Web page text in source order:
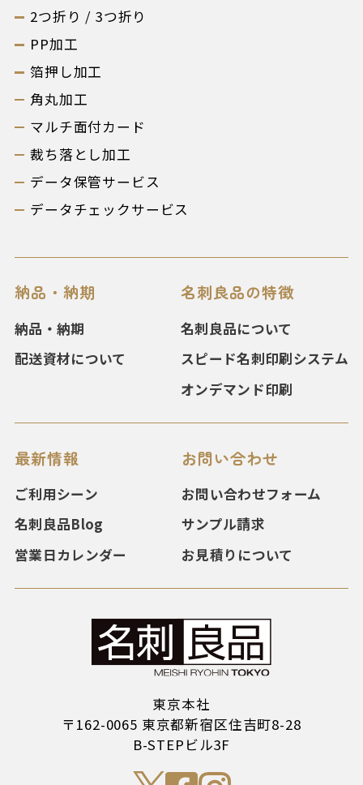
東京本社
〒162-0065 東京都新宿区住吉町8-28
B-STEPビル3F
2つ折り / 3つ折り
PP加工
箔押し加工
角丸加工
マルチ面付カード
裁ち落とし加工
データ保管サービス
データチェックサービス
納品・納期
納品・納期
配送資材について
名刺良品の特徴
名刺良品について
スピード名刺印刷システム
オンデマンド印刷
最新情報
ご利用シーン
名刺良品Blog
営業日カレンダー
お問い合わせ
お問い合わせフォーム
サンプル請求
お見積りについて